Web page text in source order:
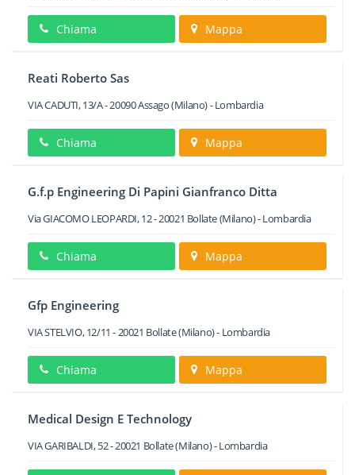
Chiama Mappa
Reati Roberto Sas
VIA CADUTI, 13/A-20090Assago(Milano) -Lombardia
Chiama Mappa
G.f.p Engineering Di Papini Gianfranco Ditta
Via GIACOMO LEOPARDI, 12-20021 Bollate(Milano) -Lombardia
Chiama Mappa
Gfp Engineering
VIA STELVIO, 12/11 -20021 Bollate(Milano) - Lombardia
Chiama Mappa
Medical Design E Technology
VIA GARIBALDI, 52-20021 Bollate(Milano) -Lombardia